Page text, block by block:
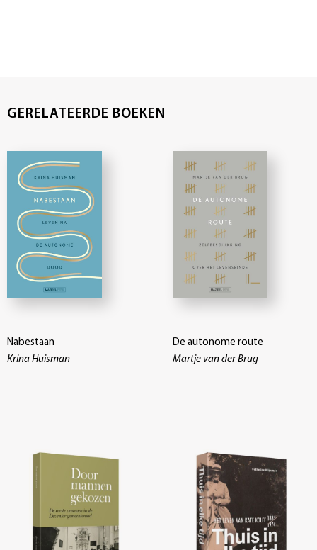
GERELATEERDE BOEKEN
Nabestaan
Krina Huisman
De autonome route
Martje van der Brug